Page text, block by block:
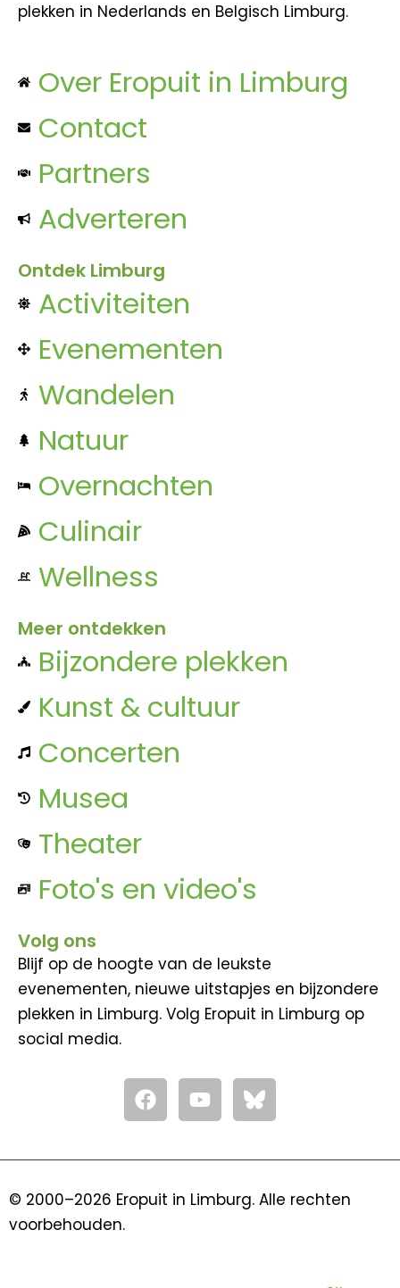
plekken in Nederlands en Belgisch Limburg.
Over Eropuit in Limburg
Contact
Partners
Adverteren
Ontdek Limburg
Activiteiten
Evenementen
Wandelen
Natuur
Overnachten
Culinair
Wellness
Meer ontdekken
Bijzondere plekken
Kunst & cultuur
Concerten
Musea
Theater
Foto's en video's
Volg ons
Blijf op de hoogte van de leukste
evenementen, nieuwe uitstapjes en bijzondere
plekken in Limburg. Volg Eropuit in Limburg op
social media.
F
a
c
o
Y
o
u
b
© 2000–2026 Eropuit in Limburg. Alle rechten
voorbehouden.